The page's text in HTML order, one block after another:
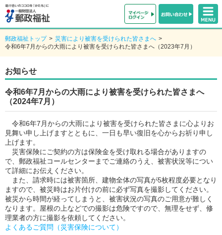
郵政福祉トップ > 災害により被害を受けられた皆さまへ >
令和6年7月からの大雨により被害を受けられた皆さまへ（2023年7月）
お知らせ
令和6年7月からの大雨により被害を受けられた皆さまへ
（2024年7月）
令和6年7月からの大雨により被害を受けられた皆さまに心よりお
見舞い申し上げますとともに、一日も早い復旧を心からお祈り申し
上げます。
災害保険にご契約の方は保険金を受け取れる場合がありますの
で、郵政福祉コールセンターまでご連絡のうえ、被害状況等につい
て詳細にお伝えください。
また、請求時には被害箇所、建物全体の写真が5枚程度必要となり
ますので、被災時はお片付けの前に必ず写真を撮影してください。
被災から時間が経ってしまうと、被害状況の写真のご用意が難しく
なります。屋根の上などでの撮影は危険ですので、無理をせず、修
理業者の方に撮影を依頼してください。
よくあるご質問（災害保険について）